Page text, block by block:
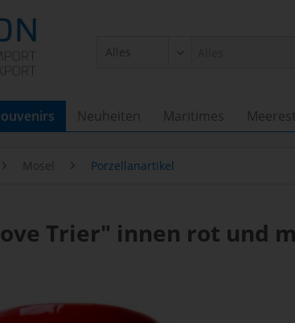
Neuheiten Maritimes
Mosel Porzellanartikel
Trier" innen rot und